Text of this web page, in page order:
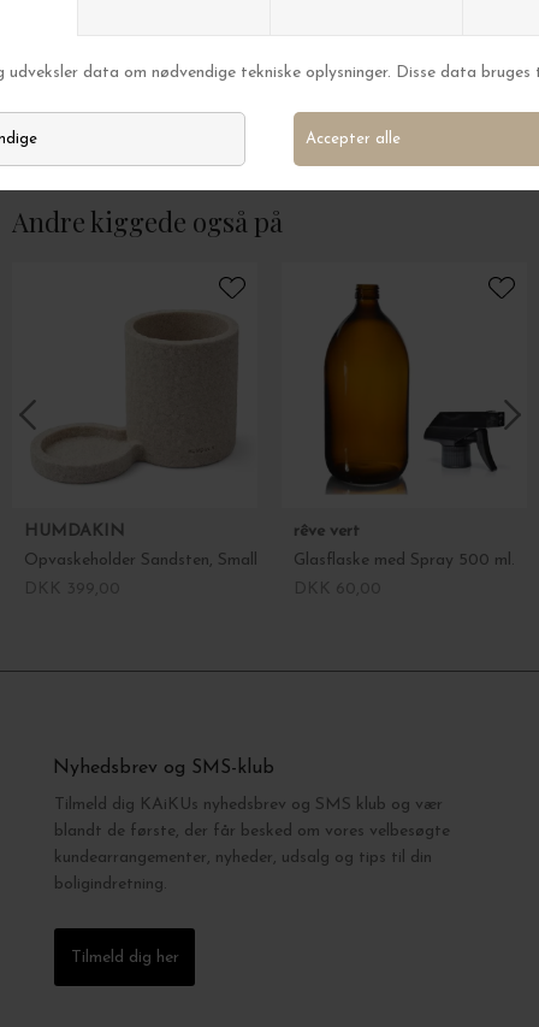
New Mags
Mummum Airfryer
DKK 329,00
New Mags
The Book of
Andre kiggede også på
HUMDAKIN
Opvaskeholder Sandsten, Small
rêve vert
Glasflaske med Spray 500 ml.
Nyhedsbrev og SMS-klub
Tilmeld dig KAiKUs nyhedsbrev og SMS klub og vær
blandt de første, der får besked om vores velbesøgte
kundearrangementer, nyheder, udsalg og tips til din
boligindretning.
Tilmeld dig her